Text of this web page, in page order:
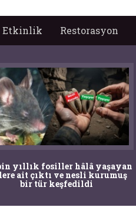
Etkinlik Restorasyon
yıllık fosiller hâlâ yaşayan
ait çıktı ve nesli kurumuş
bir tür keşfedildi